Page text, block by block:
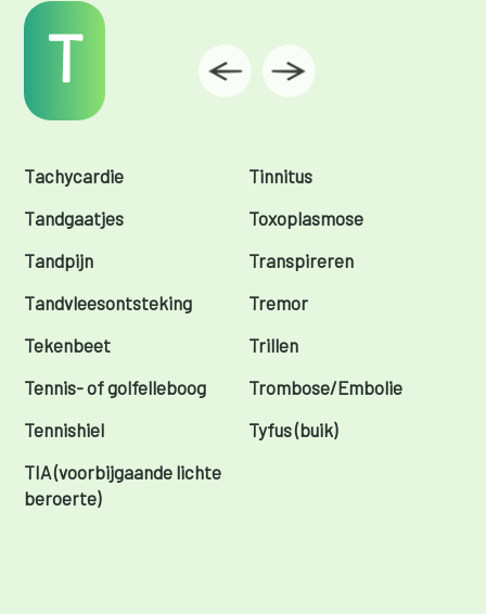
T
Tachycardie
Tandgaatjes
Tandpijn
Tandvleesontsteking
Tekenbeet
Tennis- of golfelleboog
Tennishiel
TIA (voorbijgaande lichte
beroerte)
Tinnitus
Toxoplasmose
Transpireren
Tremor
Trillen
Trombose/Embolie
Tyfus (buik)